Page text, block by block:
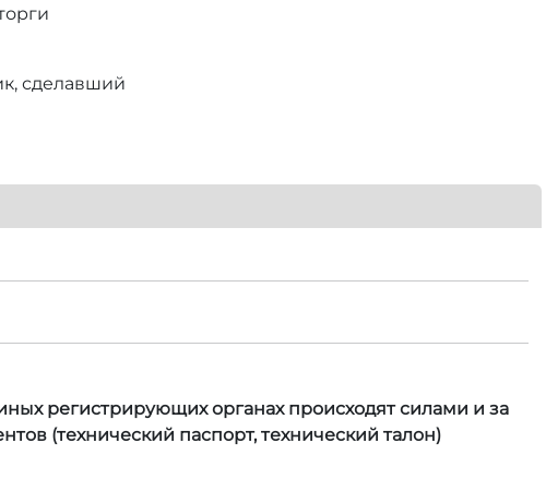
сделавший
регистрирующих органах происходят силами и за
(технический паспорт, технический талон)